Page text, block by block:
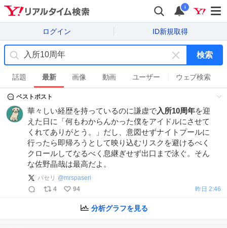
i
ログイン ID新規取得
キ
ー
ワ
ド
を
消
す
検索
話題 最新 画像 動画 ユーザー ウェブ検索
ベストポスト
華々しい経歴を持っているのに謙虚で入所10周年を迎
えた日に「何もわからんかった僕をアイドルにさせて
くれてありがとう。」だし、意図せずナイトプールに
行ったら即帰ろうとして映り込むリスクを避けるべく
クロールしてなるべく息継ぎせず出口まで泳ぐ。そん
な佐野晶哉は最高だよ。
パセリ @mrspaseri
4
94 昨日 2:46
分析グラフを見る